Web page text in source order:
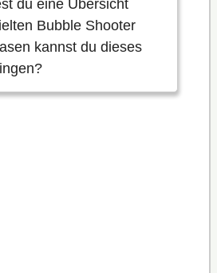
du eine Übersicht
Bubble Shooter
kannst du dieses